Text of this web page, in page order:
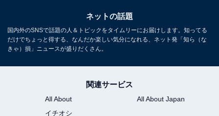
ネットの話題
国内外のSNSで話題の人＆トピックをタイムリーにお届けします。知ってる
だけでちょっと得する、なんだか楽しい気分になれる、ネット発「知ら（な
きゃ）損」ニュースが盛りだくさん。
関連サービス
All About
All About Japan
イチオシ